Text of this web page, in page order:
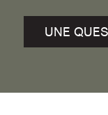
UNE